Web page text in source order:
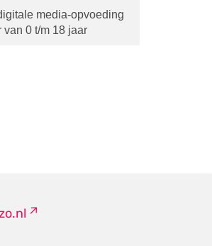
media-opvoeding
van 0 t/m 18 jaar